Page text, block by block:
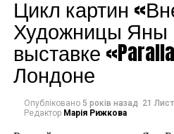
“Група
намагалася
мурал
вирізали
стіни
Герхард Ріхтер. ©WERNER
“Я знаю
дитинства,
вже в 1960-х
Цикл картин
Художницы Яны
выставке
Лондоне
Опубліковано 5 років назад 21
Редактор Марія Рижкова